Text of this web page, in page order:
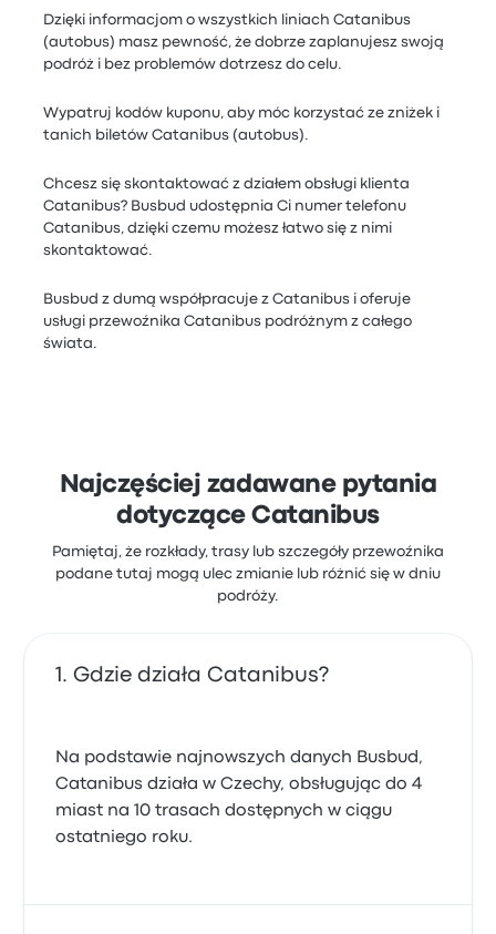
Dzięki informacjom o wszystkich liniach Catanibus
(autobus) masz pewność, że dobrze zaplanujesz swoją
podróż i bez problemów dotrzesz do celu.
Wypatruj kodów kuponu, aby móc korzystać ze zniżek i
tanich biletów Catanibus (autobus).
Chcesz się skontaktować z działem obsługi klienta
Catanibus? Busbud udostępnia Ci numer telefonu
Catanibus, dzięki czemu możesz łatwo się z nimi
skontaktować.
Busbud z dumą współpracuje z Catanibus i oferuje
usługi przewoźnika Catanibus podróżnym z całego
świata.
Najczęściej zadawane pytania
dotyczące Catanibus
Pamiętaj, że rozkłady, trasy lub szczegóły przewoźnika
podane tutaj mogą ulec zmianie lub różnić się w dniu
podróży.
Gdzie działa Catanibus?
Na podstawie najnowszych danych Busbud,
Catanibus działa w Czechy, obsługując do 4
miast na 10 trasach dostępnych w ciągu
ostatniego roku.